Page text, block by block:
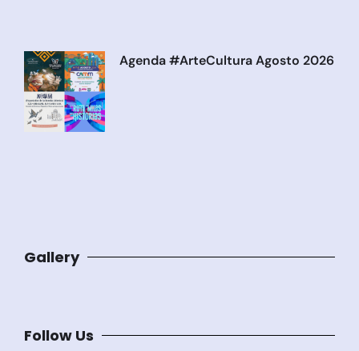
Agenda #ArteCultura Agosto 2026
Gallery
Follow Us